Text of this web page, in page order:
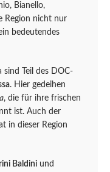
Bianello,
Region nicht nur
bedeutendes
sind Teil des DOC-
. Hier gedeihen
, die für ihre frischen
ist. Auch der
in dieser Region
Baldini und